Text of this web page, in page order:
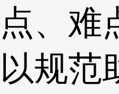
点、难
以规范